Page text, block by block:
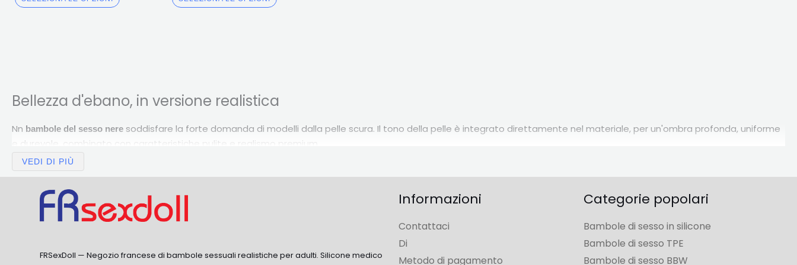
fuori da 5
fuori da 5
Bellezza d'ebano, in versione realistica
Nn bambole del sesso nere soddisfare la forte domanda di modelli dalla pelle scura. Il tono della pelle è integrato direttamente nel materiale, per un'ombra profonda, uniforme
e durevole, combinato con caratteristiche pulite e realismo premium.
Curve tra cui scegliere
Spesso proposti con silhouette voluttuose, grosso culoe di grandi tette
una linea
tritare.
VEDI DI PIÙ
FRSexDoll — Negozio francese di bambole sessuali realistiche per adulti. Silicone medico
Informazioni
Contattaci
Di
Metodo di pagamento
Categorie popolari
Bambole di sesso in silicone
Bambole di sesso TPE
Bambole di sesso BBW